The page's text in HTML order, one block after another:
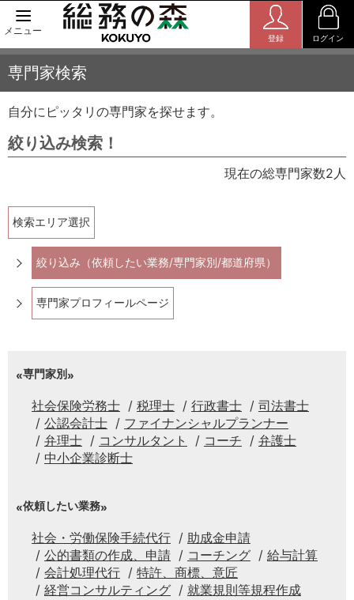
メニュー
登録 ログイン
専門家検索
自分にピッタリの専門家を探せます。
絞り込み検索！
現在の総専門家数2人
検索エリア選択
絞り込み（依頼したい業務/専門家別/都道府県）
専門家プロフィールページ
専門家別
社会保険労務士 税理士 行政書士
司法書士
公認会計士
ファイナンシャルプランナー
弁理士
コンサルタント コーチ
弁護士
中小企業診断士
依頼したい業務
社会・労働保険手続代行
助成金申請
公的書類の作成、申請
コーチング
給与計算
会計処理代行
特許、商標、意匠
経営コンサルティング
就業規則等規程作成